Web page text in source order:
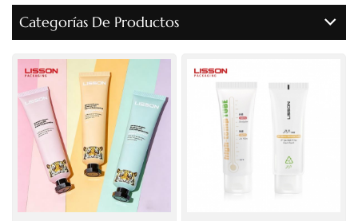
español
português
العربية
日本語
Categorías De Productos